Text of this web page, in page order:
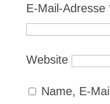
E-Mail-Adresse
Website
Name, E-